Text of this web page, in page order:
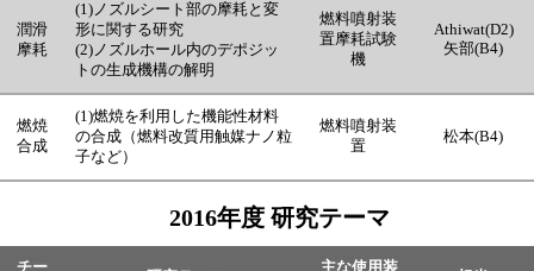
潤滑
摩耗
(1)ノズルシート部の摩耗と変
形に関する研究
(2)ノズルホール内のデポジッ
トの生成機構の解明
燃料噴射装
置摩耗試験
機
Athiwat(D2)
矢部(B4)
燃焼
合成
(1)燃焼を利用した機能性材料
の合成（燃料改質用触媒ナノ粒
子など）
燃料噴射装
置
松本(B4)
2016年度 研究テーマ
チー
主な使用装